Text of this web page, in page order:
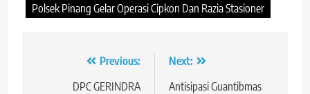
Polsek Pinang Gelar Operasi Cipkon Dan Razia Stasioner
Navigasi Previous:
DPC GERINDRA
Next:
Antisipasi Guantibmas